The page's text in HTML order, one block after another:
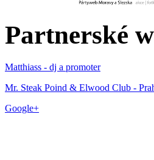
Partnerské
Matthiass - dj a promoter
Mr. Steak Poind & Elwood Club -
Google+